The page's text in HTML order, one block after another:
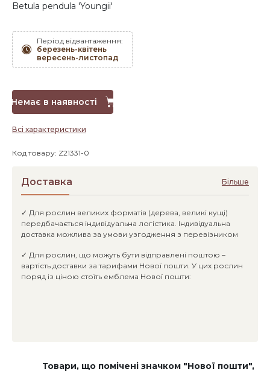
Betula pendula 'Youngii'
Період відвантаження:
березень-квітень
вересень-листопад
Немає в наявності
Всі характеристики
Код товару: Z21331-0
Доставка Більше
✓ Для рослин великих форматів (дерева, великі кущі)
передбачається індивідуальна логістика. Індивідуальна
доставка можлива за умови узгодження з перевізником
✓ Для рослин, що можуть бути відправлені поштою –
вартість доставки за тарифами Нової пошти. У цих рослин
поряд із ціною стоїть емблема Нової пошти:
Товари, що помічені значком "Нової пошти",